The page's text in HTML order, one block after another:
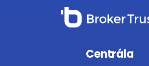
Centrála